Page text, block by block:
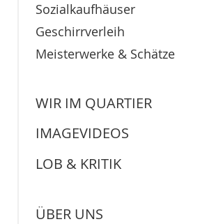
Sozialkaufhäuser
Geschirrverleih
Meisterwerke & Schätze
WIR IM QUARTIER
IMAGEVIDEOS
LOB & KRITIK
ÜBER UNS